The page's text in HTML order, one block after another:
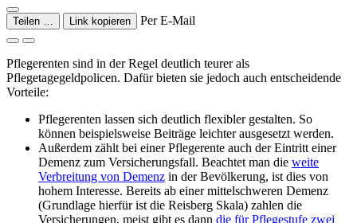
Teilen … Link kopieren Per E-Mail
Pflegerenten sind in der Regel deutlich teurer als
Pflegetagegeldpolicen. Dafür bieten sie jedoch auch entscheidende
Vorteile:
Pflegerenten lassen sich deutlich flexibler gestalten. So
können beispielsweise Beiträge leichter ausgesetzt werden.
Außerdem zählt bei einer Pflegerente auch der Eintritt einer
Demenz zum Versicherungsfall. Beachtet man die weite
Verbreitung von Demenz in der Bevölkerung, ist dies von
hohem Interesse. Bereits ab einer mittelschweren Demenz
(Grundlage hierfür ist die Reisberg Skala) zahlen die
Versicherungen, meist gibt es dann die für Pflegestufe zwei